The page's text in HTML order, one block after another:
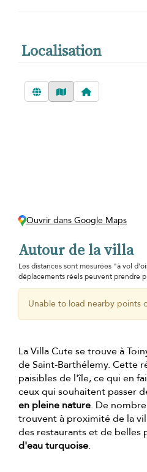
Localisation
Ouvrir dans Google Maps
Autour de la villa
Les distances sont mesurées "à vol
déplacements réels peuvent prendre
Unable to load nearby points
La Villa Cute se trouve à
de Saint-Barthélemy. Cette
paisibles de l'île, ce qui en
ceux qui souhaitent passer
en pleine nature. De
trouvent à proximité de la
des restaurants et de belles
d'eau turquoise.